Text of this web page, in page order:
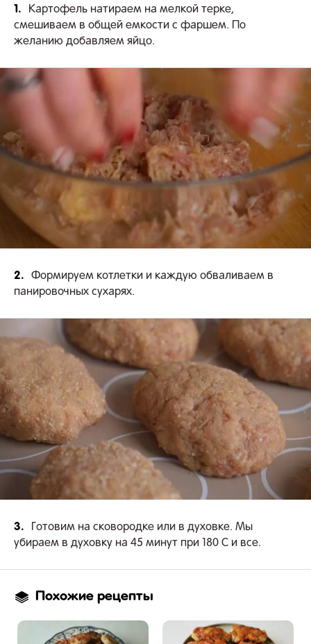
1.
Картофель натираем на мелкой терке,
смешиваем в общей емкости с фаршем. По
желанию добавляем яйцо.
2.
Формируем котлетки и каждую обваливаем в
панировочных сухарях.
3.
Готовим на сковородке или в духовке. Мы
убираем в духовку на 45 минут при 180 С и все.
Похожие рецепты